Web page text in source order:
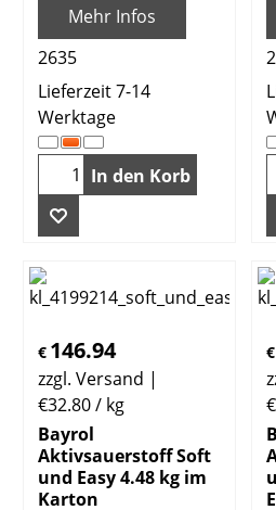
Mehr Infos
2635
Lieferzeit 7-14
Werktage
In den Korb
€ 146.94
zzgl. Versand
€32.80/ kg
Bayrol
Aktivsauerstoff Soft
und Easy 4.48 kg im
Karton
€